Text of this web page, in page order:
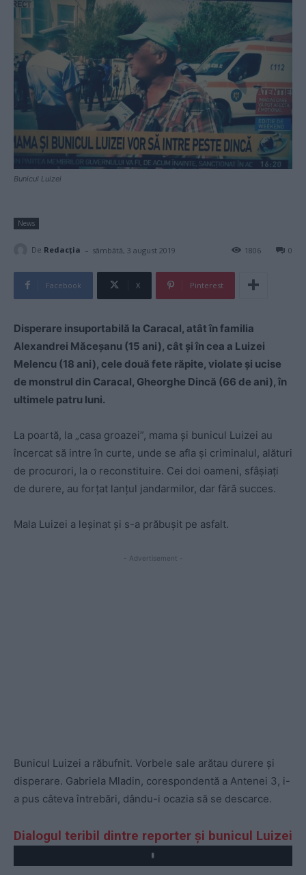
Bunicul Luizei
News
De Redacţia - sâmbătă, 3 august 2019 0
1806
Facebook X Pinterest
Disperare insuportabilă la Caracal, atât în familia
Alexandrei Măceșanu (15 ani), cât și în cea a Luizei
Melencu (18 ani), cele două fete răpite, violate și ucise
de monstrul din Caracal, Gheorghe Dincă (66 de ani), în
ultimele patru luni.
La poartă, la „casa groazei”, mama și bunicul Luizei au
încercat să intre în curte, unde se afla și criminalul, alături
de procurori, la o reconstituire. Cei doi oameni, sfâșiați
de durere, au forțat lanțul jandarmilor, dar fără succes.
Mala Luizei a leșinat și s-a prăbușit pe asfalt.
- Advertisement -
Bunicul Luizei a răbufnit. Vorbele sale arătau durere și
disperare. Gabriela Mladin, corespondentă a Antenei 3, i-
a pus câteva întrebări, dându-i ocazia să se descarce.
Dialogul teribil dintre reporter și bunicul Luizei
Play